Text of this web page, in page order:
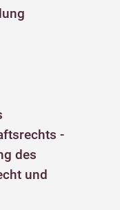
-
des
und